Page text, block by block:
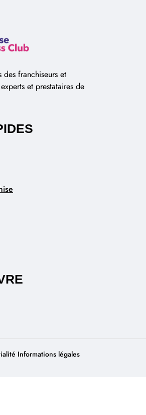
franchiseurs et
et prestataires de
Informations légales